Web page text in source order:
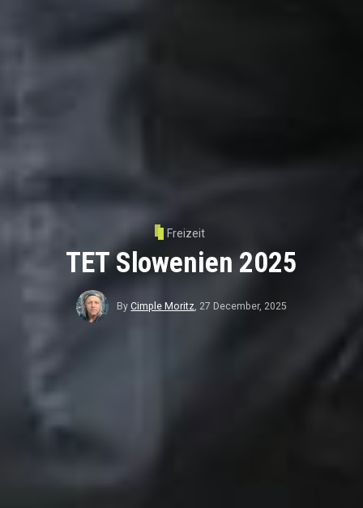
Freizeit
TET Slowenien 2025
ByCimple Moritz 27 December, 2025